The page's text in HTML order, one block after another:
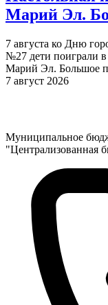
Марий Эл.
7 августа ко Дню
№27 дети поиграли в
Марий Эл. Большое
7 август 2026
Муниципальное
"Централизованная